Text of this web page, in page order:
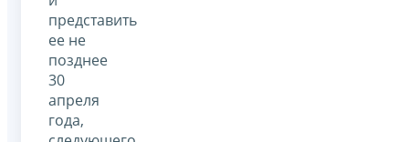
представить
ее не
позднее
30
апреля
года,